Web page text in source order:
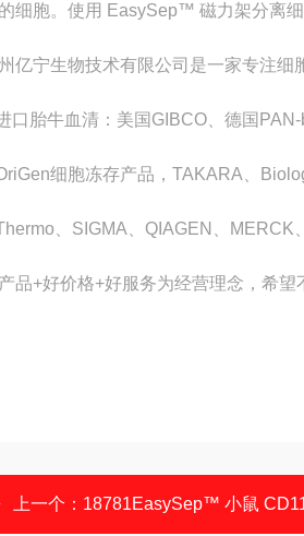
细胞。使用 EasySep™ 磁力架分离
亿宁生物技术有限公司是一家专注细
口胎牛血清：美国GIBCO、德国
细胞冻存产品，TAKARA、
、SIGMA、QIAGEN、MERCK
品+好价格+好服务为经营理念，希望
上一个： 18781EasySep™ 小鼠 CD11c 阳性